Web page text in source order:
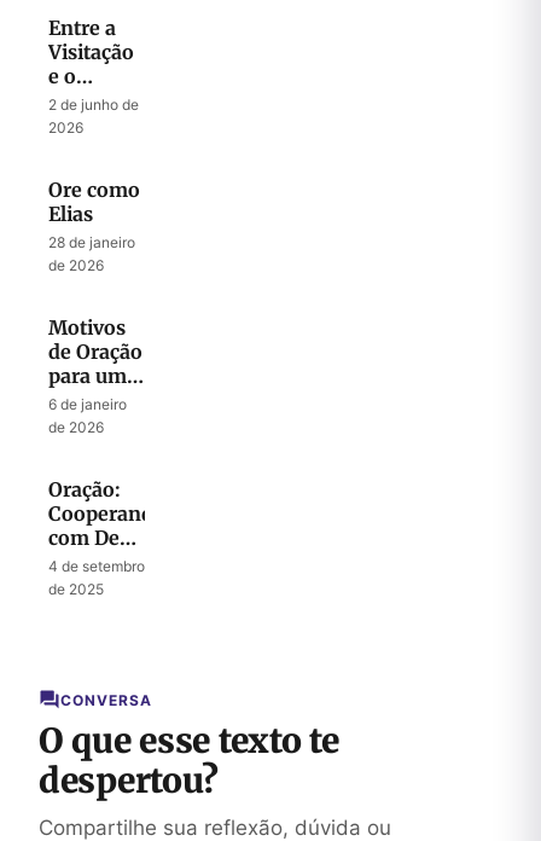
Entre a
Visitação
e o
Julgamento:
A
e o
Clamor
de
Sodoma
2 de junho de
2026
Ore como
Elias
28 de janeiro
de 2026
Motivos
de Oração
para um
Ano Novo
6 de janeiro
de 2026
Oração:
Cooperando
com Deus
para
Liberar
4 de setembro
de 2025
CONVERSA
O que esse texto te
despertou?
Compartilhe sua reflexão, dúvida ou